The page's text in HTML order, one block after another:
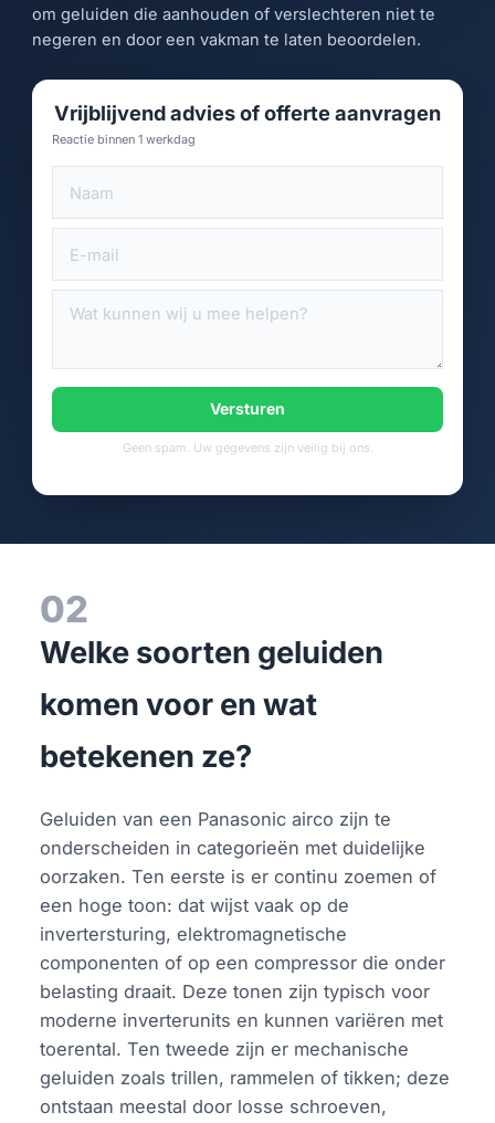
om geluiden die aanhouden of verslechteren niet te
negeren en door een vakman te laten beoordelen.
Vrijblijvend advies of offerte aanvragen
Reactie binnen 1 werkdag
Versturen
Geen spam. Uw gegevens zijn veilig bij ons.
02
Welke soorten geluiden
komen voor en wat
betekenen ze?
Geluiden van een Panasonic airco zijn te
onderscheiden in categorieën met duidelijke
oorzaken. Ten eerste is er continu zoemen of
een hoge toon: dat wijst vaak op de
invertersturing, elektromagnetische
componenten of op een compressor die onder
belasting draait. Deze tonen zijn typisch voor
moderne inverterunits en kunnen variëren met
toerental. Ten tweede zijn er mechanische
geluiden zoals trillen, rammelen of tikken; deze
ontstaan meestal door losse schroeven,